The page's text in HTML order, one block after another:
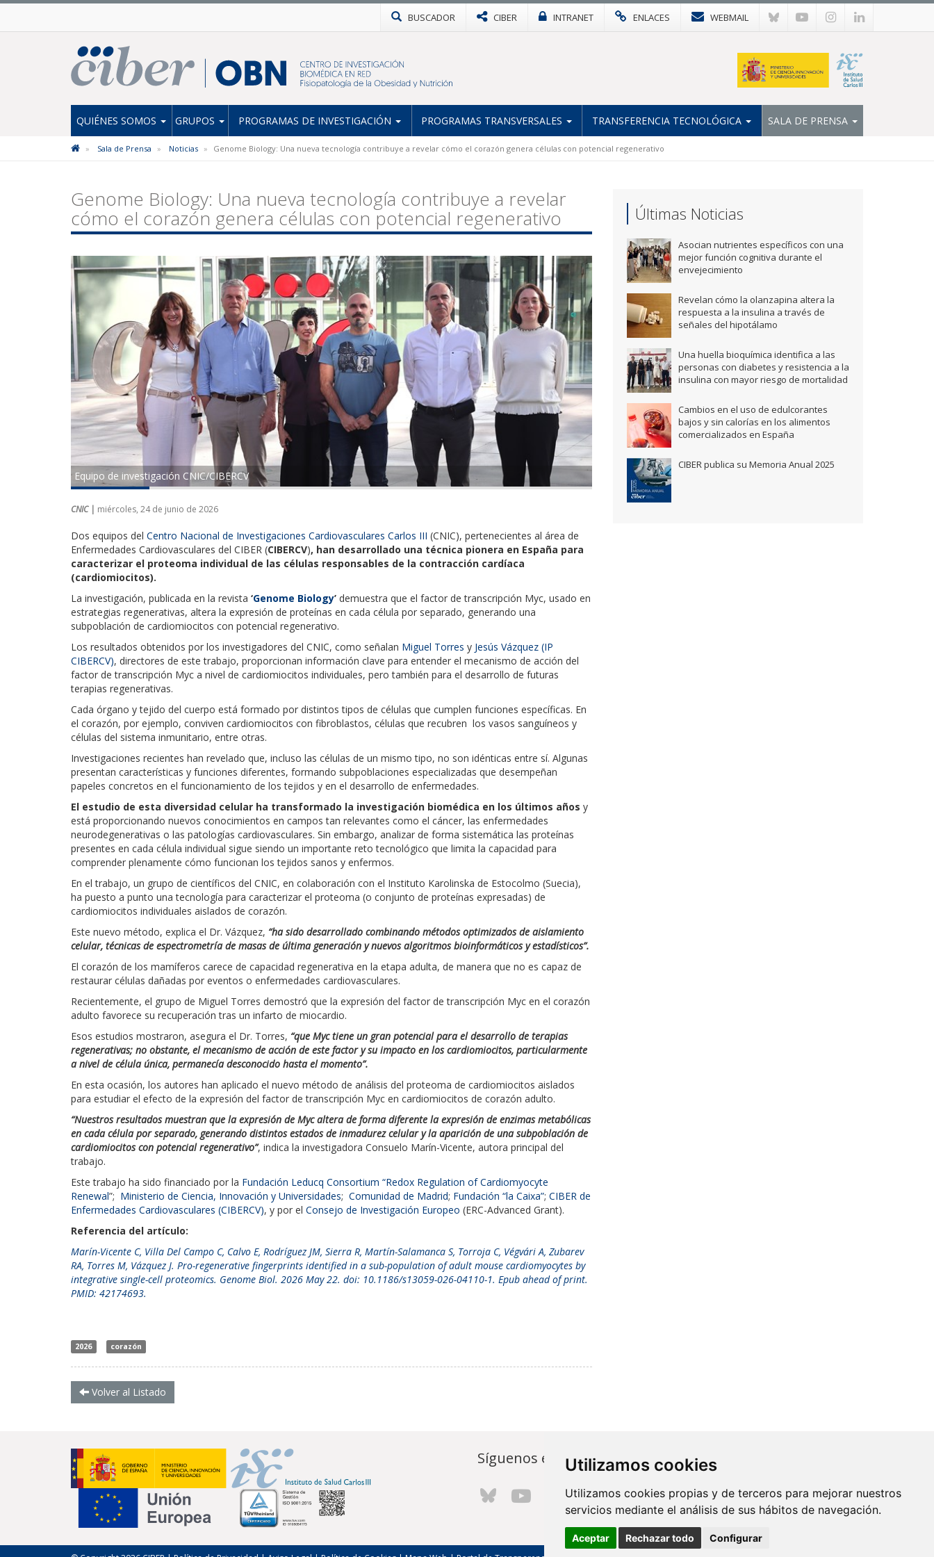
Utilizamos cookies
Utilizamos cookies propias y de terceros para mejorar nuestros
servicios mediante el análisis de sus hábitos de navegación.
Aceptar Rechazar todo Configurar
BUSCADOR CIBER INTRANET ENLACES WEBMAIL
QUIÉNES SOMOS GRUPOS PROGRAMAS DE INVESTIGACIÓN PROGRAMAS TRANSVERSALES TRANSFERENCIA TECNOLÓGICA SALA DE PRENSA
Sala de Prensa Noticias Genome Biology: Una nueva tecnología contribuye a revelar cómo el corazón genera células con potencial regenerativo
Genome Biology: Una nueva tecnología contribuye a revelar
cómo el corazón genera células con potencial regenerativo
Equipo de investigación CNIC/CIBERCV
CNIC | miércoles, 24 de junio de 2026
Dos equipos del Centro Nacional de Investigaciones Cardiovasculares Carlos III (CNIC), pertenecientes al área de
Enfermedades Cardiovasculares del CIBER (CIBERCV), han desarrollado una técnica pionera en España para
caracterizar el proteoma individual de las células responsables de la contracción cardíaca
(cardiomiocitos).
La investigación, publicada en la revista ‘Genome Biology’ demuestra que el factor de transcripción Myc, usado en
estrategias regenerativas, altera la expresión de proteínas en cada célula por separado, generando una
subpoblación de cardiomiocitos con potencial regenerativo.
Los resultados obtenidos por los investigadores del CNIC, como señalan Miguel Torres y Jesús Vázquez (IP
CIBERCV), directores de este trabajo, proporcionan información clave para entender el mecanismo de acción del
factor de transcripción Myc a nivel de cardiomiocitos individuales, pero también para el desarrollo de futuras
terapias regenerativas.
Cada órgano y tejido del cuerpo está formado por distintos tipos de células que cumplen funciones específicas. En
el corazón, por ejemplo, conviven cardiomiocitos con fibroblastos, células que recubren los vasos sanguíneos y
células del sistema inmunitario, entre otras.
Investigaciones recientes han revelado que, incluso las células de un mismo tipo, no son idénticas entre sí. Algunas
presentan características y funciones diferentes, formando subpoblaciones especializadas que desempeñan
papeles concretos en el funcionamiento de los tejidos y en el desarrollo de enfermedades.
El estudio de esta diversidad celular ha transformado la investigación biomédica en los últimos años y
está proporcionando nuevos conocimientos en campos tan relevantes como el cáncer, las enfermedades
neurodegenerativas o las patologías cardiovasculares. Sin embargo, analizar de forma sistemática las proteínas
presentes en cada célula individual sigue siendo un importante reto tecnológico que limita la capacidad para
comprender plenamente cómo funcionan los tejidos sanos y enfermos.
En el trabajo, un grupo de científicos del CNIC, en colaboración con el Instituto Karolinska de Estocolmo (Suecia),
ha puesto a punto una tecnología para caracterizar el proteoma (o conjunto de proteínas expresadas) de
cardiomiocitos individuales aislados de corazón.
Este nuevo método, explica el Dr. Vázquez, “ha sido desarrollado combinando métodos optimizados de aislamiento
celular, técnicas de espectrometría de masas de última generación y nuevos algoritmos bioinformáticos y estadísticos”.
El corazón de los mamíferos carece de capacidad regenerativa en la etapa adulta, de manera que no es capaz de
restaurar células dañadas por eventos o enfermedades cardiovasculares.
Recientemente, el grupo de Miguel Torres demostró que la expresión del factor de transcripción Myc en el corazón
adulto favorece su recuperación tras un infarto de miocardio.
Esos estudios mostraron, asegura el Dr. Torres, “que Myc tiene un gran potencial para el desarrollo de terapias
regenerativas; no obstante, el mecanismo de acción de este factor y su impacto en los cardiomiocitos, particularmente
a nivel de célula única, permanecía desconocido hasta el momento”.
En esta ocasión, los autores han aplicado el nuevo método de análisis del proteoma de cardiomiocitos aislados
para estudiar el efecto de la expresión del factor de transcripción Myc en cardiomiocitos de corazón adulto.
“Nuestros resultados muestran que la expresión de Myc altera de forma diferente la expresión de enzimas metabólicas
en cada célula por separado, generando distintos estados de inmadurez celular y la aparición de una subpoblación de
cardiomiocitos con potencial regenerativo”, indica la investigadora Consuelo Marín-Vicente, autora principal del
trabajo.
Este trabajo ha sido financiado por la Fundación Leducq Consortium “Redox Regulation of Cardiomyocyte
Renewal”; Ministerio de Ciencia, Innovación y Universidades; Comunidad de Madrid; Fundación “la Caixa”; CIBER de
Enfermedades Cardiovasculares (CIBERCV), y por el Consejo de Investigación Europeo (ERC-Advanced Grant).
Referencia del artículo:
Marín-Vicente C, Villa Del Campo C, Calvo E, Rodríguez JM, Sierra R, Martín-Salamanca S, Torroja C, Végvári A, Zubarev
RA, Torres M, Vázquez J. Pro-regenerative fingerprints identified in a sub-population of adult mouse cardiomyocytes by
integrative single-cell proteomics. Genome Biol. 2026 May 22. doi: 10.1186/s13059-026-04110-1. Epub ahead of print.
PMID: 42174693.
2026 corazón
Volver al Listado
Últimas Noticias
Asocian nutrientes específicos con una
mejor función cognitiva durante el
envejecimiento
Revelan cómo la olanzapina altera la
respuesta a la insulina a través de
señales del hipotálamo
Una huella bioquímica identifica a las
personas con diabetes y resistencia a la
insulina con mayor riesgo de mortalidad
Cambios en el uso de edulcorantes
bajos y sin calorías en los alimentos
comercializados en España
CIBER publica su Memoria Anual 2025
Síguenos en... Contacto
Av. Monforte de Lemos, 3-5. Pabellón
11. Planta 0 28029 Madrid
info@ciberisciii.es